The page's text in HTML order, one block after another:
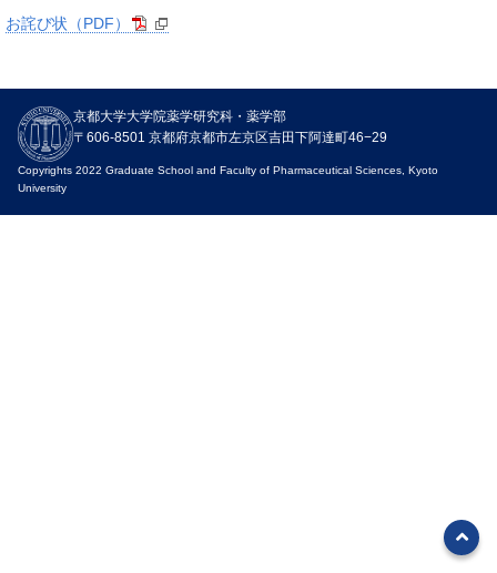
お詫び状（PDF）
入試関連情報
イベント
京都大学大学院薬学研究科・薬学部
〒606-8501 京都府京都市左京区吉田下阿達町46−29
Copyrights 2022 Graduate School and Faculty of Pharmaceutical Sciences, Kyoto
University